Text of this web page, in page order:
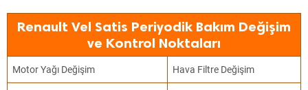
Renault Vel Satis Periyodik Bakım Değişim
ve Kontrol Noktaları
Motor Yağı Değişim Hava Filtre Değişim